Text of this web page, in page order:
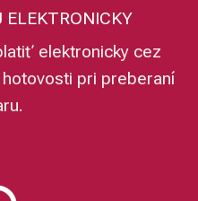
elektronicky cez
pri preberaní